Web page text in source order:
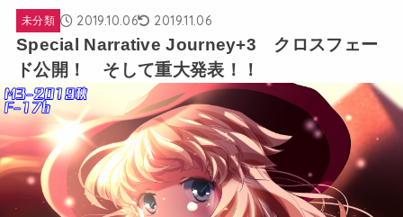
未分類 2019.10.06 2019.11.06
Special Narrative Journey+3 クロスフェー
ド公開！ そして重大発表！！